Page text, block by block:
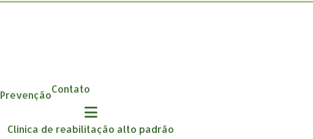
Prevenção Contato
clínica de reabilitação alto padrão